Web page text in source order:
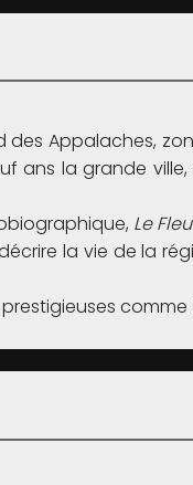
Appalaches,
la grande ville,
Le
la vie de la
comme